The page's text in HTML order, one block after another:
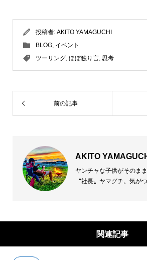
投稿者: AKITO YAMAGUCHI
BLOG, イベント
ツーリング, ほぼ独り言, 思考
前の記事
AKITO
ヤンチャな子供がそのま
〝社長〟ヤマグチ。気が
口は一体どこなのよ！？
トやれてるんだし楽しい
関連記事